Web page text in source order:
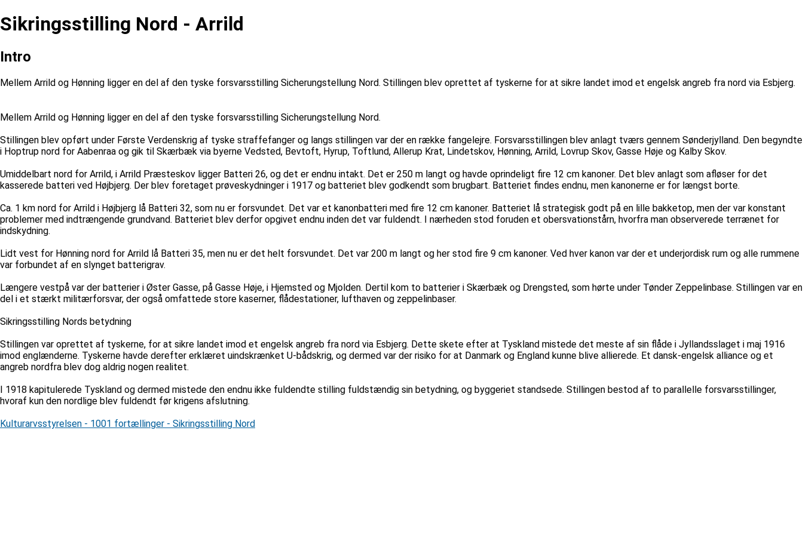
Sikringsstilling Nord - Arrild
Intro
Mellem Arrild og Hønning ligger en del af den tyske forsvarsstilling Sicherungstellung Nord. Stillingen blev oprettet af tyskerne for at sikre landet imod et engelsk angreb fra nord via Esbjerg.
Mellem Arrild og Hønning ligger en del af den tyske forsvarsstilling Sicherungstellung Nord.
Stillingen blev opført under Første Verdenskrig af tyske straffefanger og langs stillingen var der en række fangelejre. Forsvarsstillingen blev anlagt tværs gennem Sønderjylland. Den begyndte
i Hoptrup nord for Aabenraa og gik til Skærbæk via byerne Vedsted, Bevtoft, Hyrup, Toftlund, Allerup Krat, Lindetskov, Hønning, Arrild, Lovrup Skov, Gasse Høje og Kalby Skov.
Umiddelbart nord for Arrild, i Arrild Præsteskov ligger Batteri 26, og det er endnu intakt. Det er 250 m langt og havde oprindeligt fire 12 cm kanoner. Det blev anlagt som afløser for det
kasserede batteri ved Højbjerg. Der blev foretaget prøveskydninger i 1917 og batteriet blev godkendt som brugbart. Batteriet findes endnu, men kanonerne er for længst borte.
Ca. 1 km nord for Arrild i Højbjerg lå Batteri 32, som nu er forsvundet. Det var et kanonbatteri med fire 12 cm kanoner. Batteriet lå strategisk godt på en lille bakketop, men der var konstant
problemer med indtrængende grundvand. Batteriet blev derfor opgivet endnu inden det var fuldendt. I nærheden stod foruden et obersvationstårn, hvorfra man observerede terrænet for
indskydning.
Lidt vest for Hønning nord for Arrild lå Batteri 35, men nu er det helt forsvundet. Det var 200 m langt og her stod fire 9 cm kanoner. Ved hver kanon var der et underjordisk rum og alle rummene
var forbundet af en slynget batterigrav.
Længere vestpå var der batterier i Øster Gasse, på Gasse Høje, i Hjemsted og Mjolden. Dertil kom to batterier i Skærbæk og Drengsted, som hørte under Tønder Zeppelinbase. Stillingen var en
del i et stærkt militærforsvar, der også omfattede store kaserner, flådestationer, lufthaven og zeppelinbaser.
Sikringsstilling Nords betydning
Stillingen var oprettet af tyskerne, for at sikre landet imod et engelsk angreb fra nord via Esbjerg. Dette skete efter at Tyskland mistede det meste af sin flåde i Jyllandsslaget i maj 1916
imod englænderne. Tyskerne havde derefter erklæret uindskrænket U-bådskrig, og dermed var der risiko for at Danmark og England kunne blive allierede. Et dansk-engelsk alliance og et
angreb nordfra blev dog aldrig nogen realitet.
I 1918 kapitulerede Tyskland og dermed mistede den endnu ikke fuldendte stilling fuldstændig sin betydning, og byggeriet standsede. Stillingen bestod af to parallelle forsvarsstillinger,
hvoraf kun den nordlige blev fuldendt før krigens afslutning.
Kulturarvsstyrelsen - 1001 fortællinger - Sikringsstilling Nord